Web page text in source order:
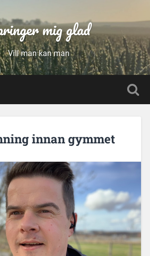
mig glad
Vill man kan man
innan gymmet